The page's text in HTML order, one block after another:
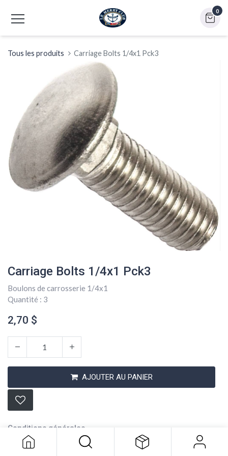
0
Tous les produits Carriage Bolts 1/4x1 Pck3
Carriage Bolts 1/4x1 Pck3
Boulons de carrosserie 1/4x1
Quantité : 3
2,70 $
AJOUTER AU PANIER
Conditions générales
Expédition : 2-3 jours ouvrables